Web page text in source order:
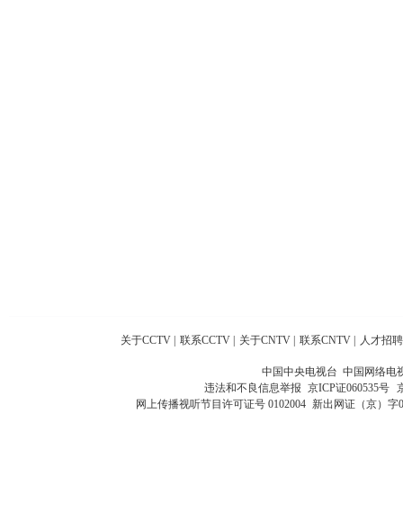
关于CCTV 联系CCTV 关于CNTV 联系CNTV 人才招聘
中国中央电视台 中国网络电
违法和不良信息举报 京ICP证060535号
网上传播视听节目许可证号 0102004 新出网证（京）